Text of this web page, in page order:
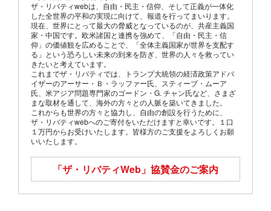
ザ・リバティwebは、自由・民主・信仰、そして正義が一体化
した全世界の平和の実現に向けて、報道を行ってまいります。
現在、世界にとって最大の脅威となっているのが、共産主義国
家・中国です。欧米諸国と連携を強めて、「自由・民主・信
仰」の価値観を広めることで、「全体主義国家が世界を支配す
る」という恐ろしい未来の到来を防ぎ、世界の人々を救ってい
きたいと考えています。
これまでザ・リバティでは、トランプ大統領の経済政策アドバ
イザーのアーサー・Ｂ・ラッファー氏、スティーブ・ムーア
氏、米アジア問題専門家のゴードン・G. チャン氏など、さまざ
まな取材を通して、海外の方々との人脈を築いてきました。
これからも世界の方々と協力し、自由の創設を行うために、
ザ・リバティwebへのご寄付をいただけますと幸いです。１口
１万円からお受けいたします。皆様方のご支援をよろしくお願
いいたします。
「ザ・リバティWeb」 協賛金のご案内